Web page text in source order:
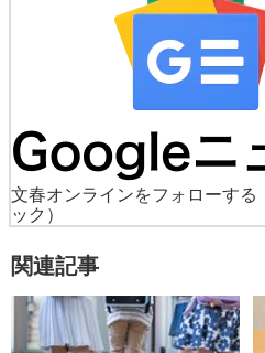
文春オンラインをフォローする
ック）
関連記事